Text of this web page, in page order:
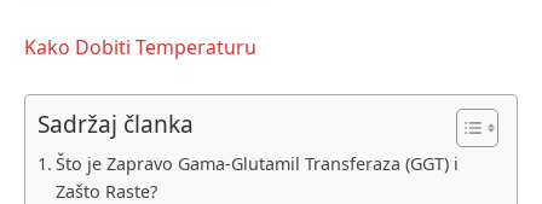
Kako Dobiti Temperaturu
Sadržaj članka
Što je Zapravo Gama-Glutamil Transferaza (GGT) i
Zašto Raste?